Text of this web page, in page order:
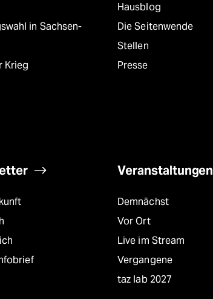
in Sachsen-
Krieg
Hausblog
Die Seitenwende
Stellen
Presse
Veranstaltungen
Demnächst
Vor Ort
Live im Stream
Vergangene
taz lab 2027